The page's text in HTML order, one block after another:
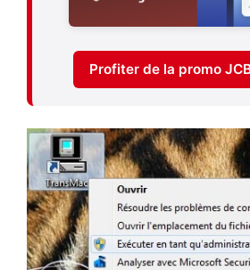
Profiter de la promo